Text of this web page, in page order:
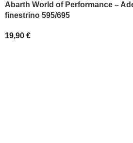
Abarth World of Performance –
finestrino 595/695
19,90 €